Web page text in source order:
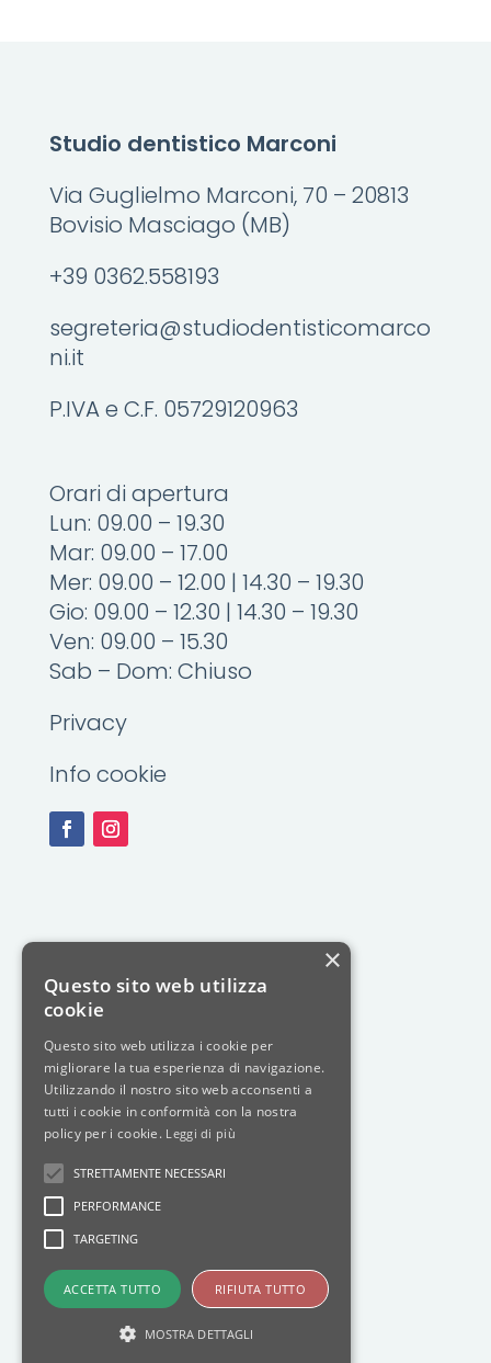
Studio dentistico Marconi
Via Guglielmo Marconi, 70 – 20813
Bovisio Masciago (MB)
+39 0362.558193
segreteria@studiodentisticomarco
ni.it
P.IVA e C.F. 05729120963
Orari di apertura
Lun: 09.00 – 19.30
Mar: 09.00 – 17.00
Mer: 09.00 – 12.00 | 14.30 – 19.30
Gio: 09.00 – 12.30 | 14.30 – 19.30
Ven: 09.00 – 15.30
Sab – Dom: Chiuso
Privacy
Info cookie
×
Questo sito web utilizza
cookie
Questo sito web utilizza i cookie per
migliorare la tua esperienza di navigazione.
Utilizzando il nostro sito web acconsenti a
tutti i cookie in conformità con la nostra
policy per i cookie. Leggi di più
STRETTAMENTE NECESSARI
PERFORMANCE
TARGETING
ACCETTA TUTTO RIFIUTA TUTTO
MOSTRA DETTAGLI